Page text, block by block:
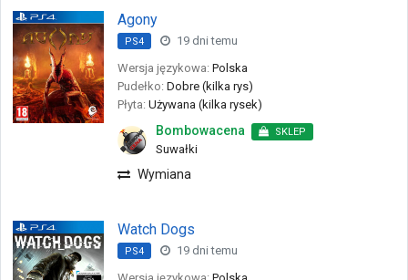
Agony
PS4
19 dni temu
Wersja językowa: Polska
Pudełko: Dobre (kilka rys)
Płyta: Używana (kilka rysek)
Bombowacena SKLEP
Suwałki
Wymiana
Watch Dogs
PS4
19 dni temu